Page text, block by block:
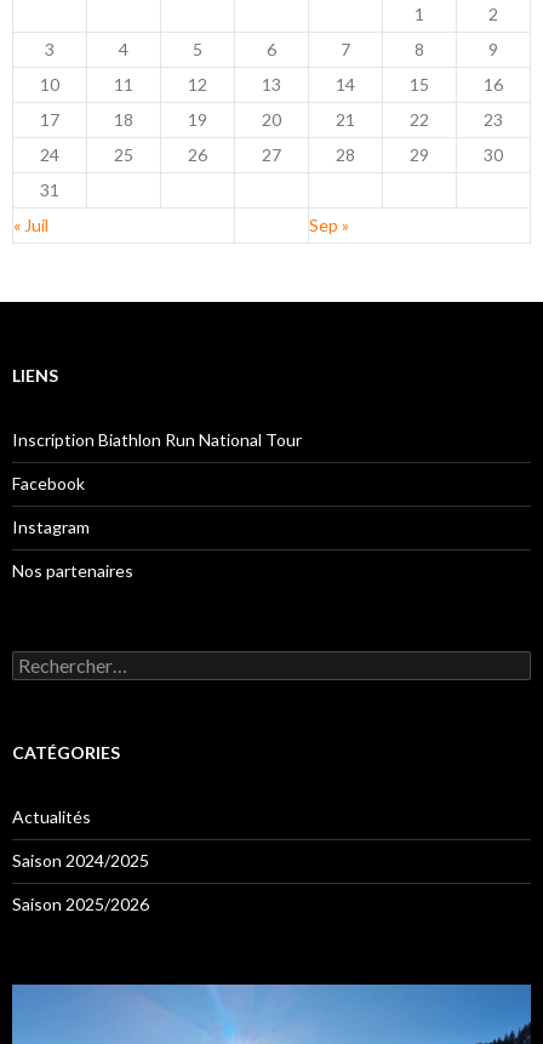
1
2
3
4 5 6 7 8
9
10
11 12 13 14 15
16
17
18 19 20 21 22
23
24
25 26 27 28 29
30
31
« Juil
Sep »
LIENS
Inscription Biathlon Run National Tour
Facebook
Instagram
Nos partenaires
Rechercher :
CATÉGORIES
Actualités
Saison 2024/2025
Saison 2025/2026